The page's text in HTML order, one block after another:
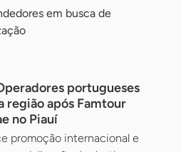
em busca de
portugueses
região após Famtour
no Piauí
promoção internacional e